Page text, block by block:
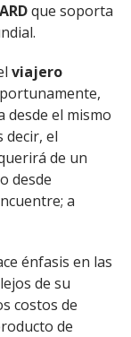
que soporta
viajero
desde el mismo
decir, el
de un
desde
a
énfasis en las
de su
costos de
de